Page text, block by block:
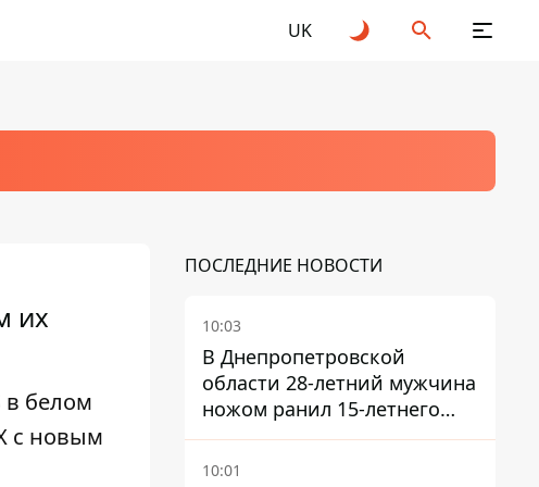
UK
их
в белом
с новым
ПОСЛЕДНИЕ НОВОСТИ
10:03
В Днепропетровской
области 28-летний мужчина
ножом ранил 15-летнего
парня
10:01